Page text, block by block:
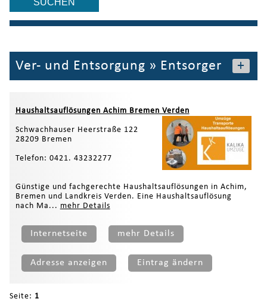
Ver- und Entsorgung » Entsorger +
Haushaltsauflösungen Achim Bremen Verden
Schwachhauser Heerstraße 122
28209 Bremen
Telefon: 0421. 43232277
Günstige und fachgerechte Haushaltsauflösungen in Achim,
Bremen und Landkreis Verden. Eine Haushaltsauflösung
nach Ma... mehr Details
Internetseite mehr Details
Adresse anzeigen Eintrag ändern
Seite: 1